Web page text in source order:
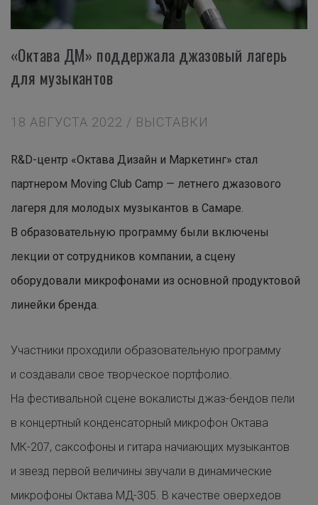
«Октава ДМ» поддержала джазовый лагерь
для музыкантов
18 АВГУСТА 2022 / ВЫСТАВКИ
R&D-центр «Октава Дизайн и Маркетинг» стал
партнером Moving Club Camp — летнего джазового
лагеря для молодых музыкантов в Самаре.
В образовательную программу были включены
лекции от сотрудников компании, а сцену
оборудовали микрофонами из основной продуктовой
линейки бренда.
Участники проходили образовательную программу
и создавали свое творческое портфолио.
На фестивальной сцене вокалисты джаз-бендов пели
в концертный конденсаторный микрофон Октава
МК-207, саксофоны и гитара начиающих музыкантов
и звезд первой величины звучали в динамические
микрофоны Октава МД-305. В качестве оверхедов